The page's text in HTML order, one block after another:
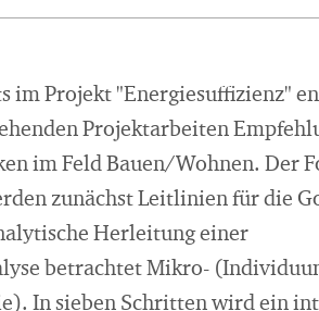
im Projekt "Energiesuffizienz"
Projektarbeiten
im Feld Bauen/Wohnen. Der
zunächst Leitlinien für die
Herleitung einer
betrachtet Mikro-
In sieben Schritten wird ein